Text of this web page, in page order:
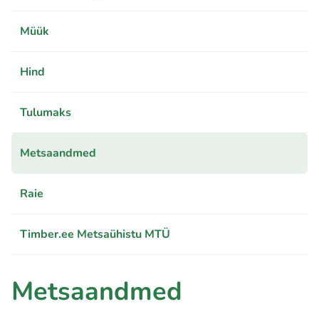
Müük
Hind
Tulumaks
Metsaandmed
Raie
Timber.ee Metsaühistu MTÜ
Metsaandmed